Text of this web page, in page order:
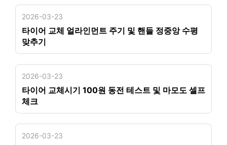
2026-03-23
타이어 교체 얼라인먼트 주기 및 핸들 정중앙 수평
맞추기
2026-03-23
타이어 교체시기 100원 동전 테스트 및 마모도 셀프
체크
2026-03-23